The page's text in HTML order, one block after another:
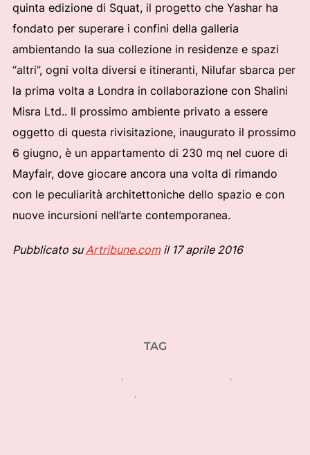
quinta edizione di Squat, il progetto che Yashar ha
fondato per superare i confini della galleria
ambientando la sua collezione in residenze e spazi
“altri”, ogni volta diversi e itineranti, Nilufar sbarca per
la prima volta a Londra in collaborazione con Shalini
Misra Ltd.. Il prossimo ambiente privato a essere
oggetto di questa rivisitazione, inaugurato il prossimo
6 giugno, è un appartamento di 230 mq nel cuore di
Mayfair, dove giocare ancora una volta di rimando
con le peculiarità architettoniche dello spazio e con
nuove incursioni nell’arte contemporanea.
Pubblicato suArtribune.comil 17 aprile 2016
TAG
, ,
,